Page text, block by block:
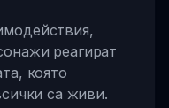
реагират
която
са живи.